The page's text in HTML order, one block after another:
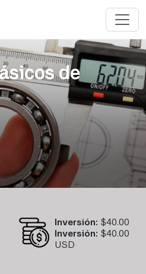
de
Inversión: $40.00
Inversión: $40.00
USD